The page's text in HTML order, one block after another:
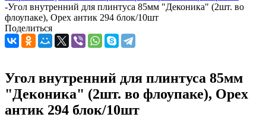
-Угол внутренний для плинтуса 85мм "Деконика" (2шт. во
флоупаке), Орех антик 294 блок/10шт
Поделиться
Угол внутренний для плинтуса 85мм
"Деконика" (2шт. во флоупаке), Орех
антик 294 блок/10шт